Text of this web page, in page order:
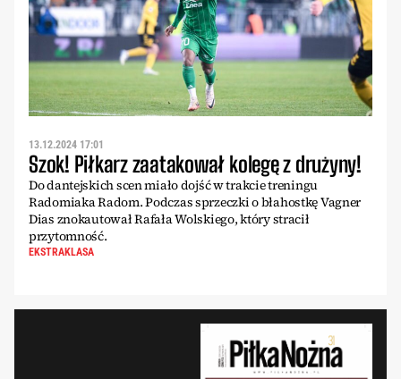
13.12.2024 17:01
Szok! Piłkarz zaatakował kolegę z drużyny!
Do dantejskich scen miało dojść w trakcie treningu
Radomiaka Radom. Podczas sprzeczki o błahostkę Vagner
Dias znokautował Rafała Wolskiego, który stracił
przytomność.
EKSTRAKLASA